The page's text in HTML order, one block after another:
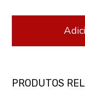
PRODUTOS